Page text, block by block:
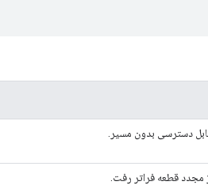
دسترسی بدون مسیر.
مجدد قطعه فراتر رفت.